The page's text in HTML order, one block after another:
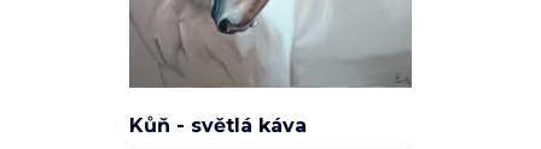
Kůň - světlá káva